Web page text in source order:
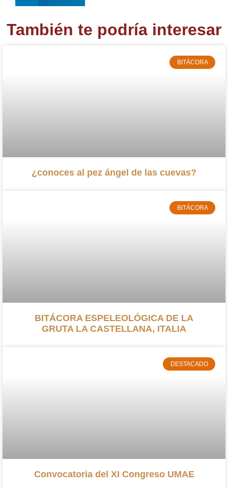
También te podría interesar
BITÁCORA
¿conoces al pez ángel de las cuevas?
BITÁCORA
BITÁCORA ESPELEOLÓGICA DE LA
GRUTA LA CASTELLANA, ITALIA
DESTACADO
Convocatoria del XI Congreso UMAE